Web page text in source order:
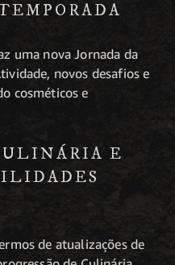
uma nova Jornada da
novos desafios e
cosméticos e
E
de atualizações de